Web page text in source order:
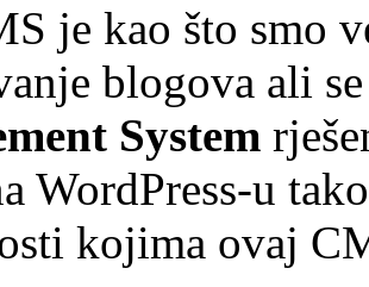
je kao što smo
blogova ali
System
WordPress-u
kojima ovaj